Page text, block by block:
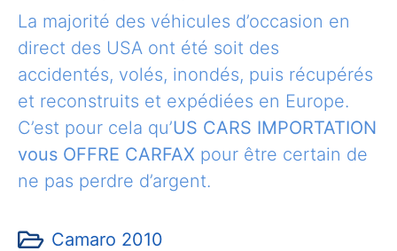
La majorité des véhicules d’occasion en
direct des USA ont été soit des
accidentés, volés, inondés, puis récupérés
et reconstruits et expédiées en Europe.
C’est pour cela qu’US CARS IMPORTATION
vous OFFRE CARFAX pour être certain de
ne pas perdre d’argent.
Camaro 2010